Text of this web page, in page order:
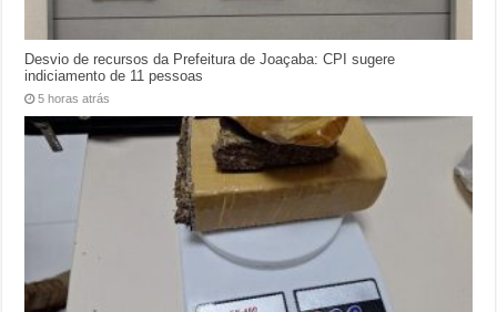
Desvio de recursos da Prefeitura de Joaçaba: CPI sugere
indiciamento de 11 pessoas
5 horas atrás